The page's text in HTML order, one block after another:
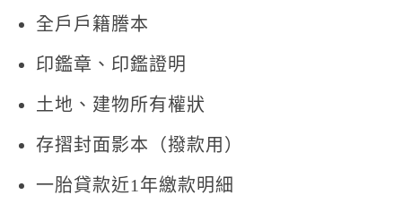
全戶戶籍謄本
印鑑章、印鑑證明
土地、建物所有權狀
存摺封面影本（撥款用）
一胎貸款近1年繳款明細